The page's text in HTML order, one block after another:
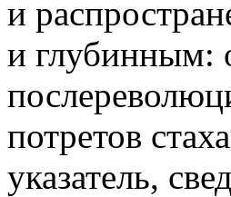
и
и глубинным:
потретов
указатель,